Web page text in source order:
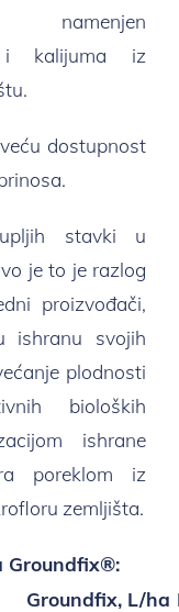
namenjen
kalijuma iz
dostupnost
stavki u
je to je razlog
proizvođači,
ishranu svojih
plodnosti
bioloških
ishrane
poreklom iz
zemljišta.
Groundfix®:
Groundfix, L/ha